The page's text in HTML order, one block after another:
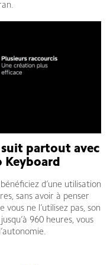
partout avec
Keyboard
d’une utilisation
sans avoir à penser
ne l’utilisez pas, son
960 heures, vous